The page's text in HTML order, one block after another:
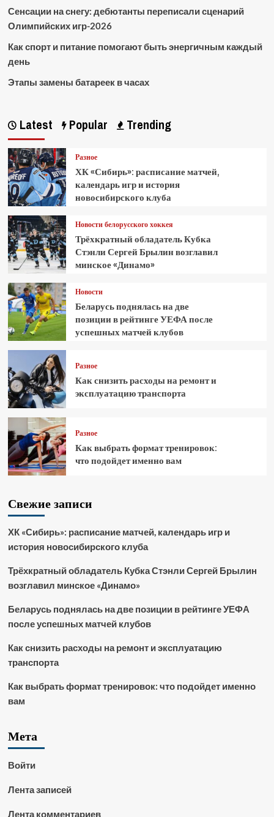
Сенсации на снегу: дебютанты переписали сценарий
Олимпийских игр-2026
Как спорт и питание помогают быть энергичным каждый
день
Этапы замены батареек в часах
Latest Popular Trending
Разное
ХК «Сибирь»: расписание матчей,
календарь игр и история
новосибирского клуба
Новости белорусского хоккея
Трёхкратный обладатель Кубка
Стэнли Сергей Брылин возглавил
минское «Динамо»
Новости
Беларусь поднялась на две
позиции в рейтинге УЕФА после
успешных матчей клубов
Разное
Как снизить расходы на ремонт и
эксплуатацию транспорта
Разное
Как выбрать формат тренировок:
что подойдет именно вам
Свежие записи
ХК «Сибирь»: расписание матчей, календарь игр и
история новосибирского клуба
Трёхкратный обладатель Кубка Стэнли Сергей Брылин
возглавил минское «Динамо»
Беларусь поднялась на две позиции в рейтинге УЕФА
после успешных матчей клубов
Как снизить расходы на ремонт и эксплуатацию
транспорта
Как выбрать формат тренировок: что подойдет именно
вам
Мета
Войти
Лента записей
Лента комментариев